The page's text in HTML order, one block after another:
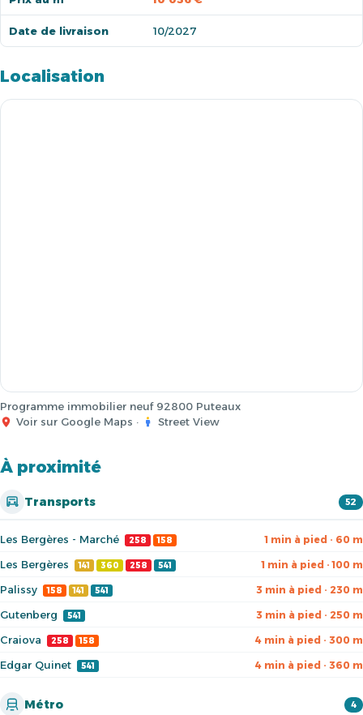
Date de livraison 10/2027
Localisation
Programme immobilier neuf 92800 Puteaux
Voir sur Google Maps · Street View
À proximité
Transports 52
Les Bergères - Marché 258 158 1 min à pied · 60 m
Les Bergères 141 360 258 541 1 min à pied · 100 m
Palissy 158 141 541 3 min à pied · 230 m
Gutenberg 541 3 min à pied · 250 m
Craiova 258 158 4 min à pied · 300 m
Edgar Quinet 541 4 min à pied · 360 m
Métro 4